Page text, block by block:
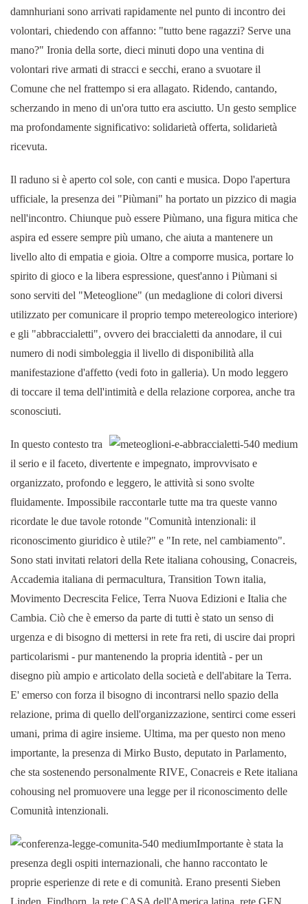
damnhuriani sono arrivati rapidamente nel punto di incontro dei
volontari, chiedendo con affanno: "tutto bene ragazzi? Serve una
mano?" Ironia della sorte, dieci minuti dopo una ventina di
volontari rive armati di stracci e secchi, erano a svuotare il
Comune che nel frattempo si era allagato. Ridendo, cantando,
scherzando in meno di un'ora tutto era asciutto. Un gesto semplice
ma profondamente significativo: solidarietà offerta, solidarietà
ricevuta.
Il raduno si è aperto col sole, con canti e musica. Dopo l'apertura
ufficiale, la presenza dei "Piùmani" ha portato un pizzico di magia
nell'incontro. Chiunque può essere Piùmano, una figura mitica che
aspira ed essere sempre più umano, che aiuta a mantenere un
livello alto di empatia e gioia. Oltre a comporre musica, portare lo
spirito di gioco e la libera espressione, quest'anno i Piùmani si
sono serviti del "Meteoglione" (un medaglione di colori diversi
utilizzato per comunicare il proprio tempo metereologico interiore)
e gli "abbraccialetti", ovvero dei braccialetti da annodare, il cui
numero di nodi simboleggia il livello di disponibilità alla
manifestazione d'affetto (vedi foto in galleria). Un modo leggero
di toccare il tema dell'intimità e della relazione corporea, anche tra
sconosciuti.
In questo contesto tra
il serio e il faceto, divertente e impegnato, improvvisato e
organizzato, profondo e leggero, le attività si sono svolte
fluidamente. Impossibile raccontarle tutte ma tra queste vanno
ricordate le due tavole rotonde "Comunità intenzionali: il
riconoscimento giuridico è utile?" e "In rete, nel cambiamento".
Sono stati invitati relatori della Rete italiana cohousing, Conacreis,
Accademia italiana di permacultura, Transition Town italia,
Movimento Decrescita Felice, Terra Nuova Edizioni e Italia che
Cambia. Ciò che è emerso da parte di tutti è stato un senso di
urgenza e di bisogno di mettersi in rete fra reti, di uscire dai propri
particolarismi - pur mantenendo la propria identità - per un
disegno più ampio e articolato della società e dell'abitare la Terra.
E' emerso con forza il bisogno di incontrarsi nello spazio della
relazione, prima di quello dell'organizzazione, sentirci come esseri
umani, prima di agire insieme. Ultima, ma per questo non meno
importante, la presenza di Mirko Busto, deputato in Parlamento,
che sta sostenendo personalmente RIVE, Conacreis e Rete italiana
cohousing nel promuovere una legge per il riconoscimento delle
Comunità intenzionali.
Importante è stata la
presenza degli ospiti internazionali, che hanno raccontato le
proprie esperienze di rete e di comunità. Erano presenti Sieben
Linden, Findhorn, la rete CASA dell'America latina, rete GEN